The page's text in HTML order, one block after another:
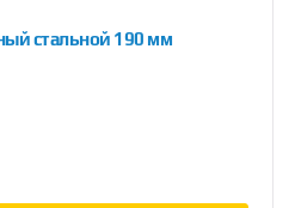
стальной 190 мм